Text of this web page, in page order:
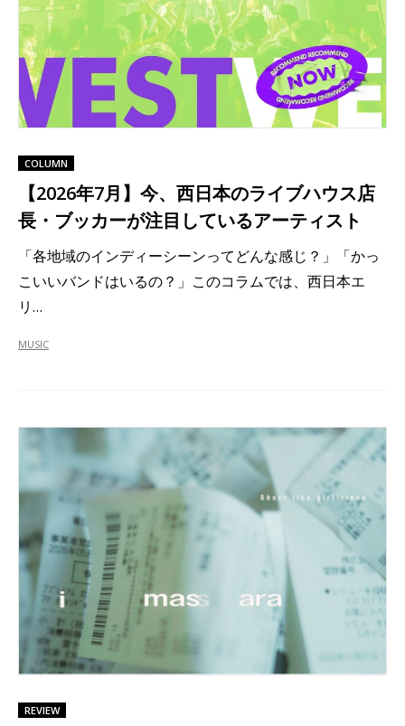
COLUMN
【2026年7月】今、西日本のライブハウス店
長・ブッカーが注目しているアーティスト
「各地域のインディーシーンってどんな感じ？」「かっ
こいいバンドはいるの？」このコラムでは、西日本エ
リ…
MUSIC
REVIEW